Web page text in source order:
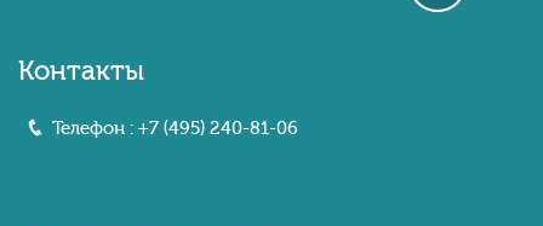
Контакты
Телефон : +7 (495) 240-81-06